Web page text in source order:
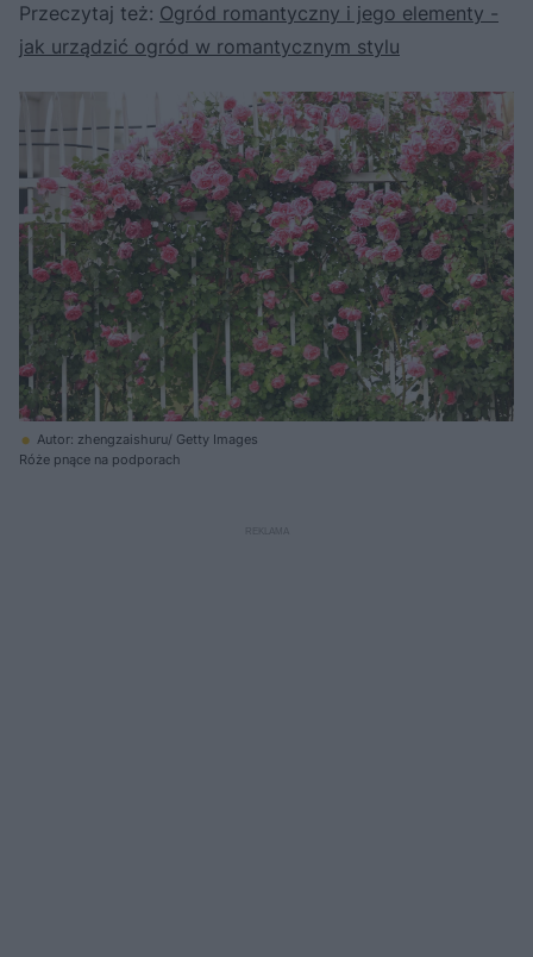
Przeczytaj też: Ogród romantyczny i jego elementy -
jak urządzić ogród w romantycznym stylu
Autor: zhengzaishuru/ Getty Images
Róże pnące na podporach